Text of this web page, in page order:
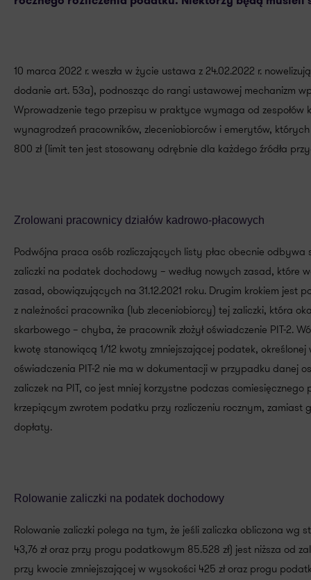
10 marca 2022 r. weszła w życie ustawa z 24.02.2022 r.
dodanie art. 53a), podnosząc do rangi ustawowej mechanizm
Wprowadzenie tego przepisu w praktyce wymaga od
wynagrodzeń pracowników, zleceniobiorców i emerytów,
800 zł (limit ten jest stosowany odrębnie dla każdego źródła
Zrolowani pracownicy działów kadrowo-płacowych
Podwójna praca osób rozliczających listy płac obecnie odbywa
zaliczki na podatek dochodowy – według nowych zasad, które
zasad, obowiązujących na 31.12.2021 roku. Drugim krokiem jest
z należności pracownika (lub zleceniobiorcy) tej zaliczki, która
skarbowego – chyba, że pracownik złożył oświadczenie PIT-2.
kwotę stanowiącą 1/12 kwoty zmniejszającej podatek,
oświadczenia PIT-2 nie ma w dokumentacji w przypadku danej
zaliczek na PIT, co jest mniej korzystne podczas
krzepiącym zwrotem podatku przy rozliczeniu rocznym,
dopłaty.
Rolowanie zaliczki na podatek dochodowy
Rolowanie zaliczki polega na tym, że jeśli zaliczka obliczona
43,76 zł oraz przy progu podatkowym 85.528 zł) jest niższa od
przy kwocie zmniejszającej w wysokości 425 zł oraz progu